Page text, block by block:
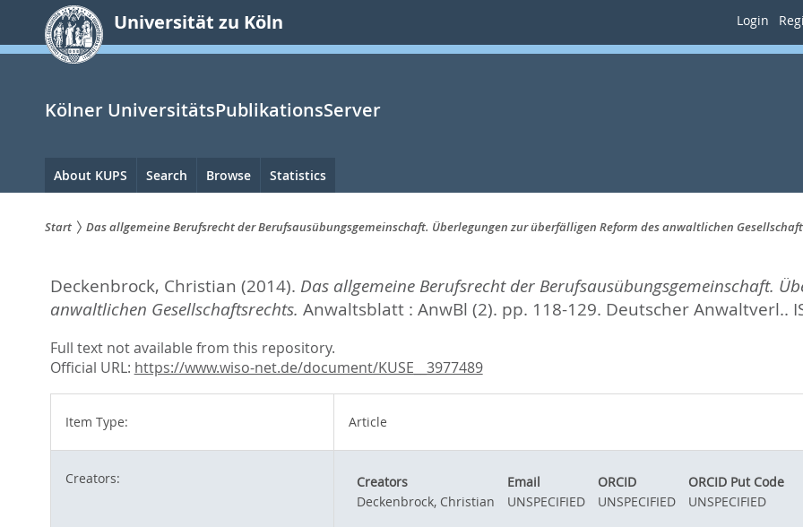
springen
Universität zu Köln Login
Kölner UniversitätsPublikationsServer
Hauptnavigation
About KUPS Search Browse Statistics
sind
hier:
Start Das allgemeine Berufsrecht der Berufsausübungsgemeinschaft. Überlegungen zur überfälligen Reform des anwaltlichen
Deckenbrock, Christian (2014). Das allgemeine Berufsrecht der Berufsausübungsgemeinschaft.
anwaltlichen Gesellschaftsrechts. Anwaltsblatt : AnwBl (2). pp. 118-129. Deutscher Anwaltverl..
Full text not available from this repository.
Official URL: https://www.wiso-net.de/document/KUSE__3977489
Item Type: Article
Creators: Creators Email ORCID
ORCID Put Code
Deckenbrock, Christian
UNSPECIFIED UNSPECIFIED UNSPECIFIED